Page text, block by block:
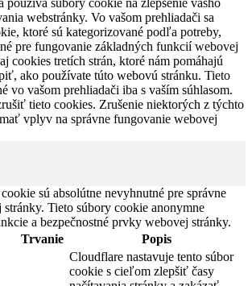
používa súbory cookie na zlepšenie vášho
webstránky. Vo vašom prehliadači sa
ktoré sú kategorizované podľa potreby,
pre fungovanie základných funkcií webovej
cookies tretích strán, ktoré nám pomáhajú
ako používate túto webovú stránku. Tieto
vo vašom prehliadači iba s vaším súhlasom.
tieto cookies. Zrušenie niektorých z týchto
vplyv na správne fungovanie webovej
sú absolútne nevyhnutné pre správne
Tieto súbory cookie anonymne
a bezpečnostné prvky webovej stránky.
Trvanie
Popis
Cloudflare nastavuje tento súbor
cookie s cieľom zlepšiť časy